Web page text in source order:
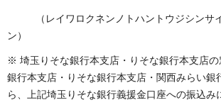
（レイワロクネンノトハントウジシンサ
ン）
※ 埼玉りそな銀行本支店・りそな銀行本支店
銀行本支店・りそな銀行本支店・関西みらい銀
ら、上記埼玉りそな銀行義援金口座への振込み